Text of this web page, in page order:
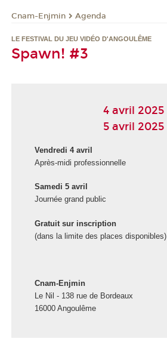
Cnam-Enjmin Agenda
LE FESTIVAL DU JEU VIDÉO D'ANGOULÊME
Spawn! #3
4 avril 2025
5 avril 2025
Vendredi 4 avril
Après-midi professionnelle
Samedi 5 avril
Journée grand public
Gratuit sur inscription
(dans la limite des places disponibles)
Cnam-Enjmin
Le Nil - 138 rue de Bordeaux
16000 Angoulême